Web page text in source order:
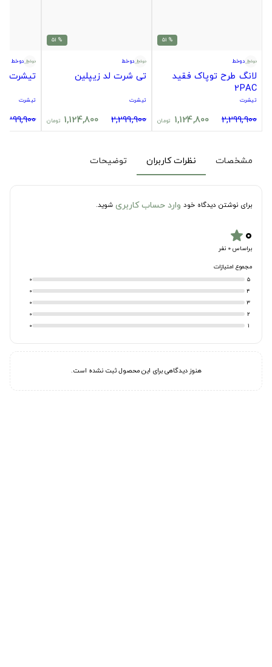
% 51
دوخط
لانگ طرح توپاک فقید
2PAC
تیشرت
2,299,900
1,124,800 تومان
% 51
دوخط
تی شرت لد زیپلین
تیشرت
2,299,900
1,124,800 تومان
دوخط
تیشرت
تیشرت
2,299,900
مشخصات نظرات کاربران توضیحات
برای نوشتن دیدگاه خود وارد حساب کاربری شوید.
۰star
براساس 0 نفر
مجموع امتیازات
5
0
4
0
3
0
2
0
1
0
هنوز دیدگاهی برای این محصول ثبت نشده است.